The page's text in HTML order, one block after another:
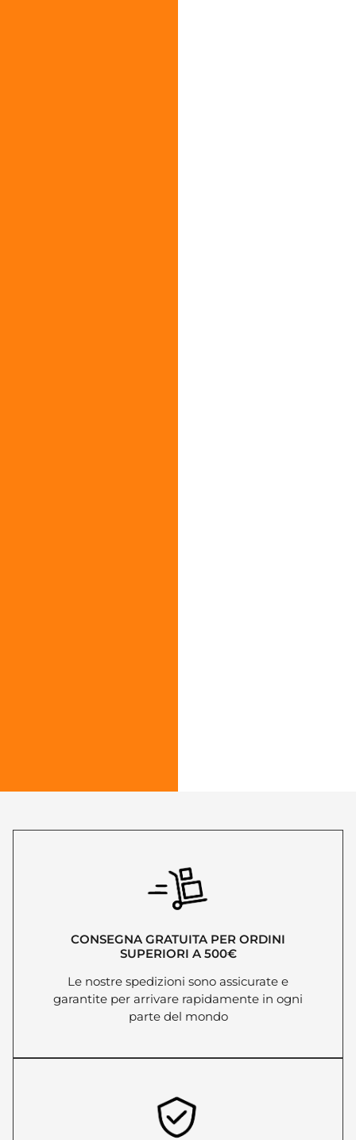
CONSEGNA GRATUITA PER ORDINI
SUPERIORI A 500€
Le nostre spedizioni sono assicurate e
garantite per arrivare rapidamente in ogni
parte del mondo